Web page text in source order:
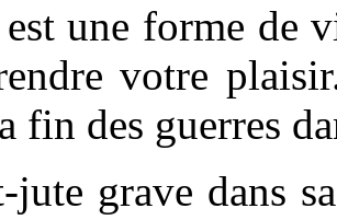
une forme de
votre
fin des guerres
jute grave dans